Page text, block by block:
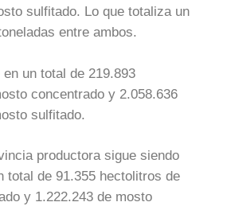
sulfitado. Lo que totaliza un
entre ambos.
un total de 219.893
concentrado y 2.058.636
sulfitado.
productora sigue siendo
total de 91.355 hectolitros de
y 1.222.243 de mosto